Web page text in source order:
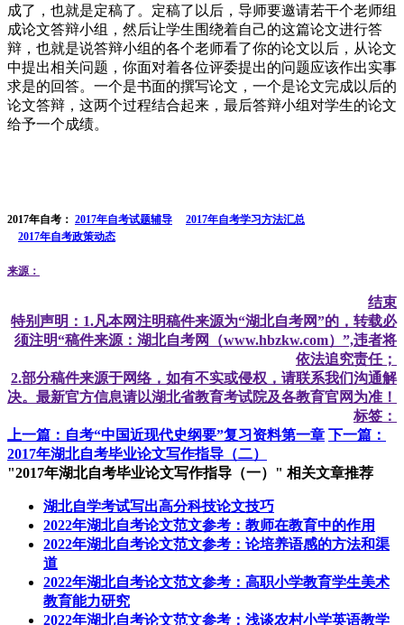
成了，也就是定稿了。定稿了以后，导师要邀请若干个老师组
成论文答辩小组，然后让学生围绕着自己的这篇论文进行答
辩，也就是说答辩小组的各个老师看了你的论文以后，从论文
中提出相关问题，你面对着各位评委提出的问题应该作出实事
求是的回答。一个是书面的撰写论文，一个是论文完成以后的
论文答辩，这两个过程结合起来，最后答辩小组对学生的论文
给予一个成绩。
2017年自考： 2017年自考试题辅导
2017年自考学习方法汇总
2017年自考政策动态
来源：
结束
特别声明：1.凡本网注明稿件来源为“湖北自考网”的，转载必
须注明“稿件来源：湖北自考网（www.hbzkw.com）”,违者将
依法追究责任；
2.部分稿件来源于网络，如有不实或侵权，请联系我们沟通解
决。最新官方信息请以湖北省教育考试院及各教育官网为准！
标签：
上一篇：自考“中国近现代史纲要”复习资料第一章 下一篇：
2017年湖北自考毕业论文写作指导（二）
"2017年湖北自考毕业论文写作指导（一）" 相关文章推荐
湖北自学考试写出高分科技论文技巧
2022年湖北自考论文范文参考：教师在教育中的作用
2022年湖北自考论文范文参考：论培养语感的方法和渠
道
2022年湖北自考论文范文参考：高职小学教育学生美术
教育能力研究
2022年湖北自考论文范文参考：浅谈农村小学英语教学